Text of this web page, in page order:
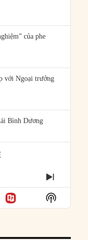
của phe
với Ngoại trưởng
Bình Dương
NEXT
Show
Podcast